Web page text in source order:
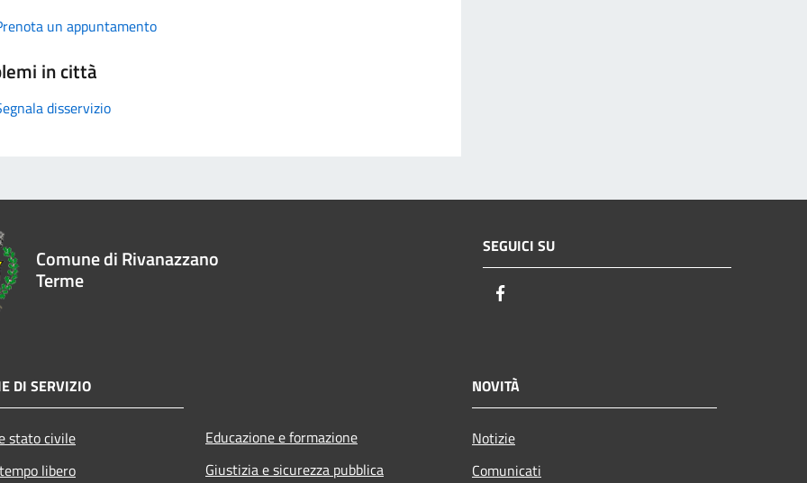
un appuntamento
in città
disservizio
Comune di Rivanazzano
Terme
SEGUICI SU
DI SERVIZIO
stato civile
libero
Educazione e formazione
Giustizia e sicurezza pubblica
NOVITÀ
Notizie
Comunicati